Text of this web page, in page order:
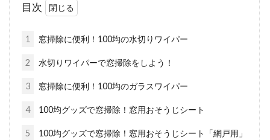
冬の寒い季節には、暖房を使用する時間も長く
なり、その分電気代も高くなってしまいます。
窓をDIYしよう！簡単な窓枠の作り
目次
1 窓掃除に便利！100均の水切りワイパー
2 水切りワイパーで窓掃除をしよう！
3 窓掃除に便利！100均のガラスワイパー
4 100均グッズで窓掃除！窓用おそうじシート
5 100均グッズで窓掃除！窓用おそうじシート「網戸用」